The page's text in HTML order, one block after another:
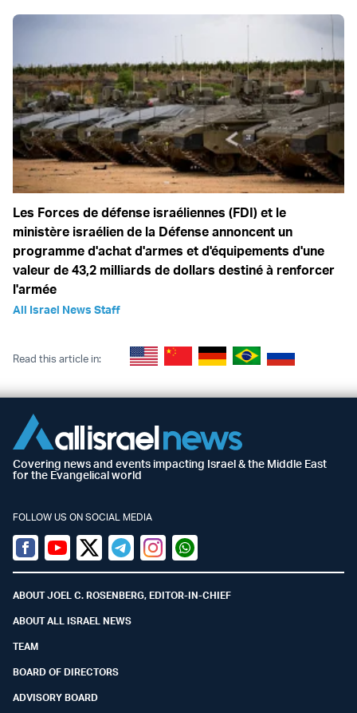
Les Forces de défense israéliennes (FDI) et le
ministère israélien de la Défense annoncent un
programme d'achat d'armes et d'équipements d'une
valeur de 43,2 milliards de dollars destiné à renforcer
l'armée
All Israel News Staff
Read this article in:
Covering news and events impacting Israel & the Middle East
for the Evangelical world
FOLLOW US ON SOCIAL MEDIA
Facebook
YoutubeTwitter (X)
TelegramInstagramWhatsapp
ABOUT JOEL C. ROSENBERG, EDITOR-IN-CHIEF
ABOUT ALL ISRAEL NEWS
TEAM
BOARD OF DIRECTORS
ADVISORY BOARD